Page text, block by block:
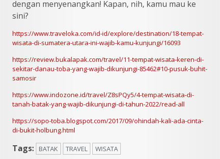
dengan menyenangkan! Kapan, nih, kamu mau ke
sini?
https://www.traveloka.com/id-id/explore/destination/18-tempat-
wisata-di-sumatera-utara-ini-wajib-kamu-kunjungi/16093
https://review.bukalapak.com/travel/11-tempat-wisata-keren-di-
sekitar-danau-toba-yang-wajib-dikunjungi-85462#10-pusuk-buhit-
samosir
https://www.indozone.id/travel/Z8sPQy5/4-tempat-wisata-di-
tanah-batak-yang-wajib-dikunjungi-di-tahun-2022/read-all
https://sopo-toba.blogspot.com/2017/09/ohindah-kali-ada-cinta-
di-bukit-holbung.html
Tags: BATAK TRAVEL WISATA